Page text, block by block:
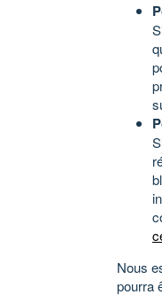
Nous
pourra